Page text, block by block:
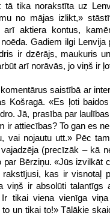
tā tika norakstīta uz
no mājas izlikt,»
aktiera kontus,
Gadiem ilgi Lenvija
ir dzērājs, maukuris
arī norāvās, jo viņš ir
saistībā ar
Košragā. «Es ļoti
Jā, prasība par
ir attiecības? To gan es
vai nojautu utt.» Pēc
(precīzāk – kā
Bērziņu. «Jūs izvilkāt
kas ir visnotaļ
ir absolūti talantīgs
tikai viena vienīga
un tikai to!» Tālākie